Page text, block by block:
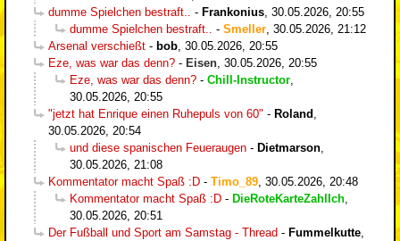
dumme Spielchen bestraft..
- Frankonius 30.05.2026, 20:55
dumme Spielchen bestraft..
- Smeller 30.05.2026, 21:12
Arsenal verschießt - bob 30.05.2026, 20:55
Eze, was war das denn? - Eisen 30.05.2026, 20:55
Eze, was war das denn? - Chill-Instructor
30.05.2026, 20:55
"jetzt hat Enrique einen Ruhepuls von 60" - Roland
30.05.2026, 20:54
und diese spanischen Feueraugen - Dietmarson
30.05.2026, 21:08
Kommentator macht Spaß :D - Timo_89 30.05.2026, 20:48
Kommentator macht Spaß :D - DieRoteKarteZahlIch
30.05.2026, 20:51
Der Fußball und Sport am Samstag - Thread - Fummelkutte